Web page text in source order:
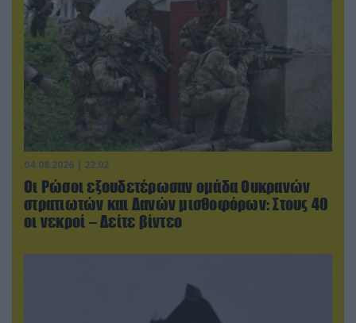
04.08.2026 | 22:02
Οι Ρώσοι εξουδετέρωσαν ομάδα Ουκρανών
στρατιωτών και Δανών μισθοφόρων: Στους 40
οι νεκροί – Δείτε βίντεο